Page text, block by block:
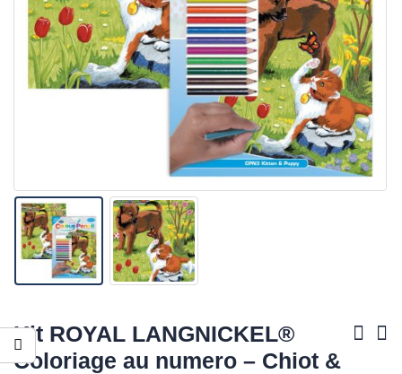
Kit ROYAL LANGNICKEL®
Coloriage au numero – Chiot &